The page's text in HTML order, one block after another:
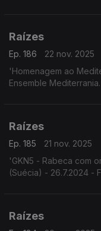
Raízes
Ep. 186
22 nov. 2025
'Homenagem ao
Ensemble
Raízes
Ep. 185
21 nov. 2025
'GKN5 - Rabeca com
(Suécia) - 26.7.2024 -
Raízes